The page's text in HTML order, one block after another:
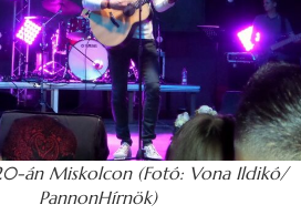
án Miskolcon (Fotó: Vona Ildikó/
PannonHírnök)